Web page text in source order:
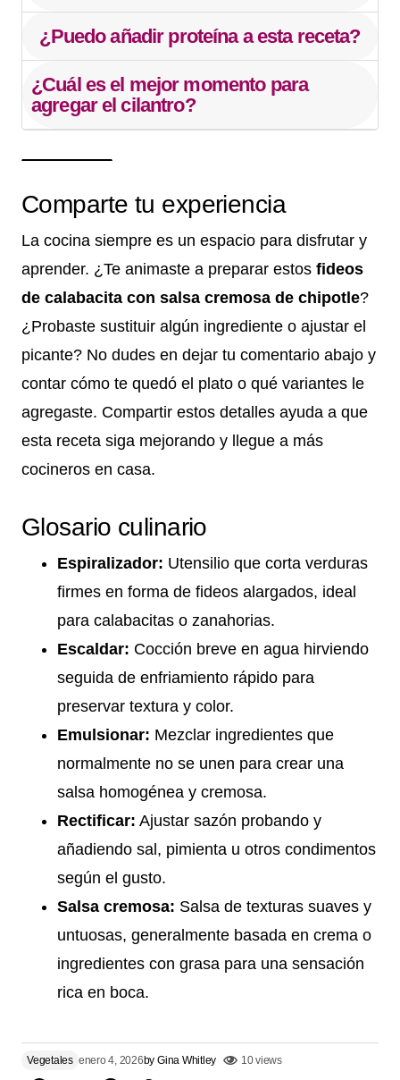
¿Puedo añadir proteína a esta receta?
¿Cuál es el mejor momento para
agregar el cilantro?
Comparte tu experiencia
La cocina siempre es un espacio para disfrutar y
aprender. ¿Te animaste a preparar estos fideos
de calabacita con salsa cremosa de chipotle?
¿Probaste sustituir algún ingrediente o ajustar el
picante? No dudes en dejar tu comentario abajo y
contar cómo te quedó el plato o qué variantes le
agregaste. Compartir estos detalles ayuda a que
esta receta siga mejorando y llegue a más
cocineros en casa.
Glosario culinario
Espiralizador: Utensilio que corta verduras
firmes en forma de fideos alargados, ideal
para calabacitas o zanahorias.
Escaldar: Cocción breve en agua hirviendo
seguida de enfriamiento rápido para
preservar textura y color.
Emulsionar: Mezclar ingredientes que
normalmente no se unen para crear una
salsa homogénea y cremosa.
Rectificar: Ajustar sazón probando y
añadiendo sal, pimienta u otros condimentos
según el gusto.
Salsa cremosa: Salsa de texturas suaves y
untuosas, generalmente basada en crema o
ingredientes con grasa para una sensación
rica en boca.
Vegetales enero 4, 2026by Gina Whitley 10 views